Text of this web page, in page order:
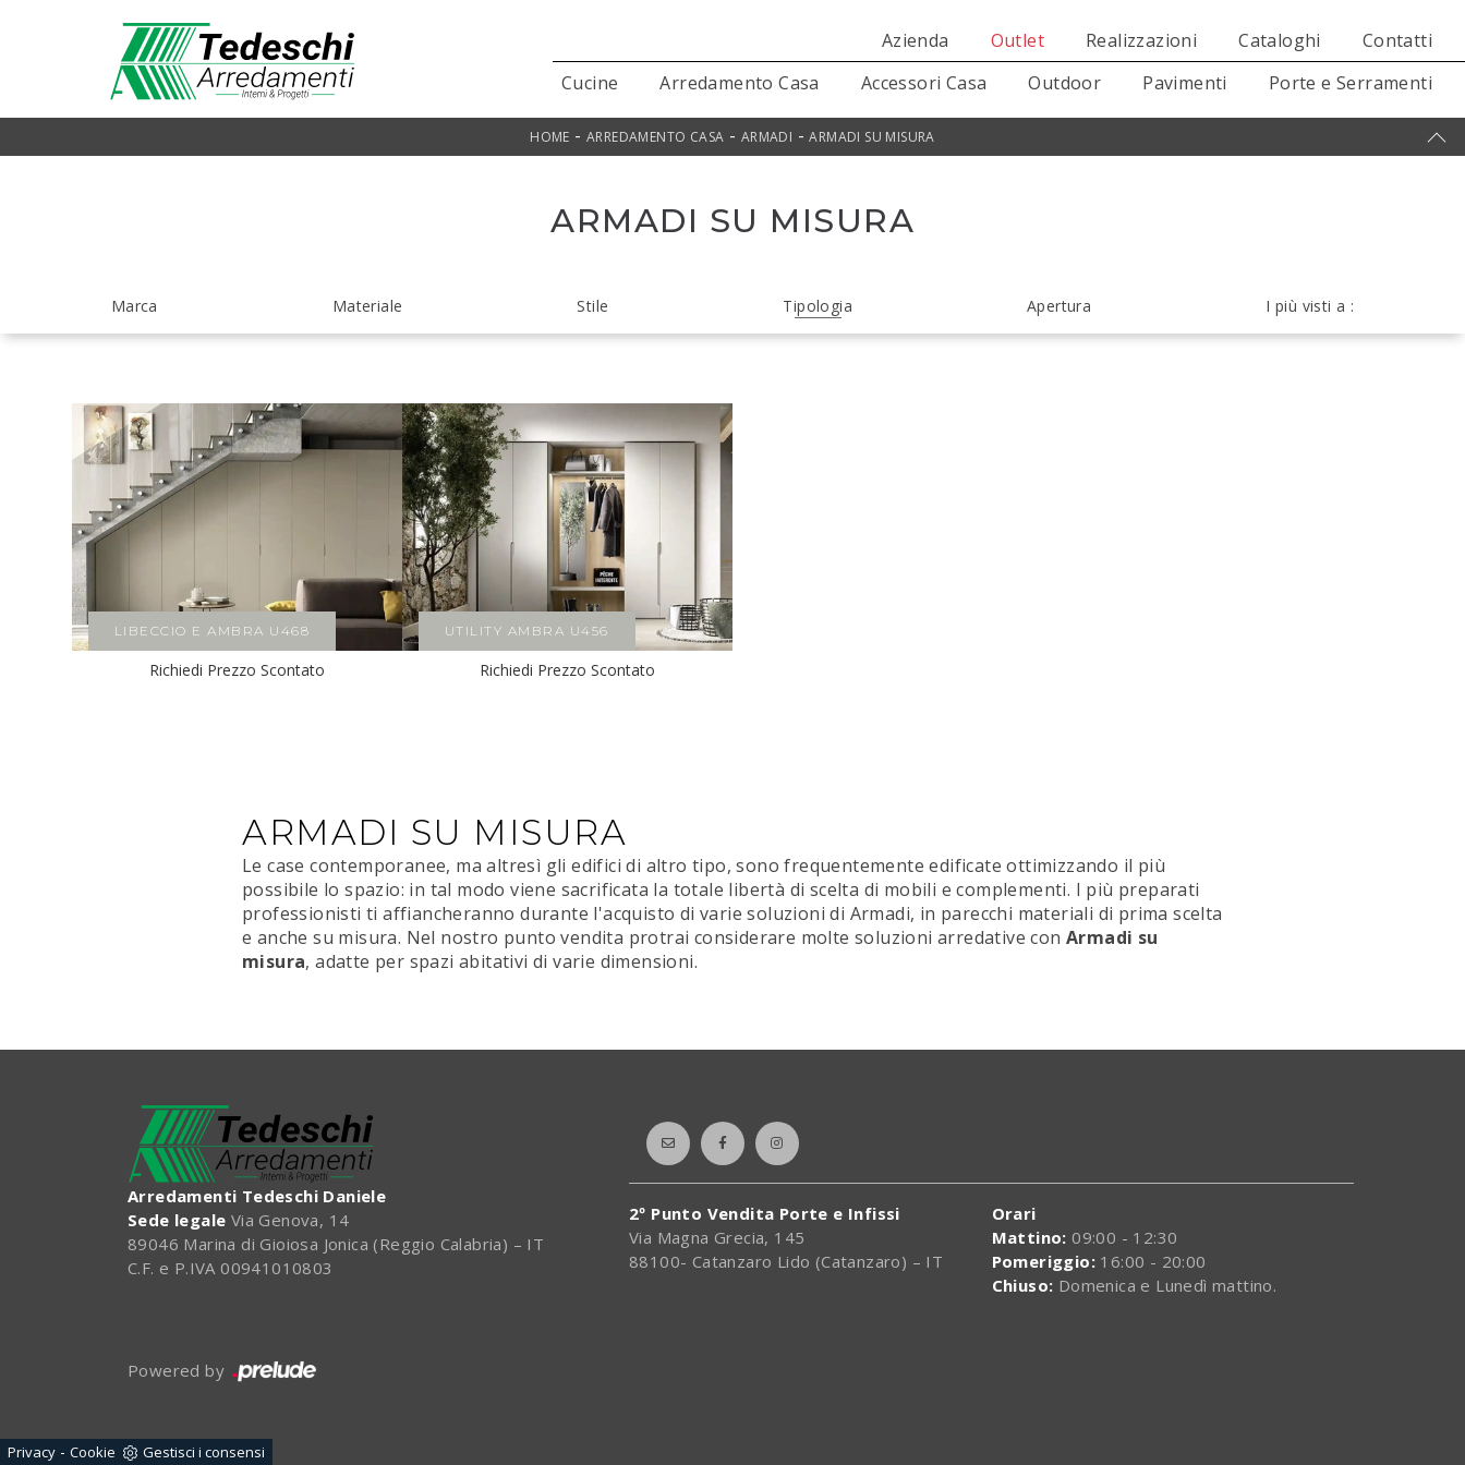
Privacy - Cookie Gestisci i consensi
Azienda Outlet Realizzazioni Cataloghi
Contatti
Cucine
Arredamento Casa Accessori Casa Outdoor Pavimenti Porte e Serramenti
HOME -ARREDAMENTO CASA - ARMADI -ARMADI SU MISURA
ARMADI SU MISURA
Marca Materiale Stile Tipologia Apertura I più visti a :
LIBECCIO E AMBRA U468
Richiedi Prezzo Scontato
UTILITY AMBRA U456
Richiedi Prezzo Scontato
ARMADI SU MISURA
Le case contemporanee, ma altresì gli edifici di altro tipo, sono frequentemente edificate ottimizzando il più
possibile lo spazio: in tal modo viene sacrificata la totale libertà di scelta di mobili e complementi. I più preparati
professionisti ti affiancheranno durante l'acquisto di varie soluzioni di Armadi, in parecchi materiali di prima scelta
e anche su misura. Nel nostro punto vendita protrai considerare molte soluzioni arredative conArmadi su
misura, adatte per spazi abitativi di varie dimensioni.
Arredamenti Tedeschi Daniele
Sede legale Via Genova, 14
89046 Marina di Gioiosa Jonica (Reggio Calabria) – IT
C.F. e P.IVA 00941010803
2º Punto Vendita Porte e Infissi
Via Magna Grecia, 145
88100- Catanzaro Lido (Catanzaro) – IT
Orari
Mattino: 09:00 - 12:30
Pomeriggio:16:00 - 20:00
Chiuso: Domenica e Lunedì mattino.
Powered by